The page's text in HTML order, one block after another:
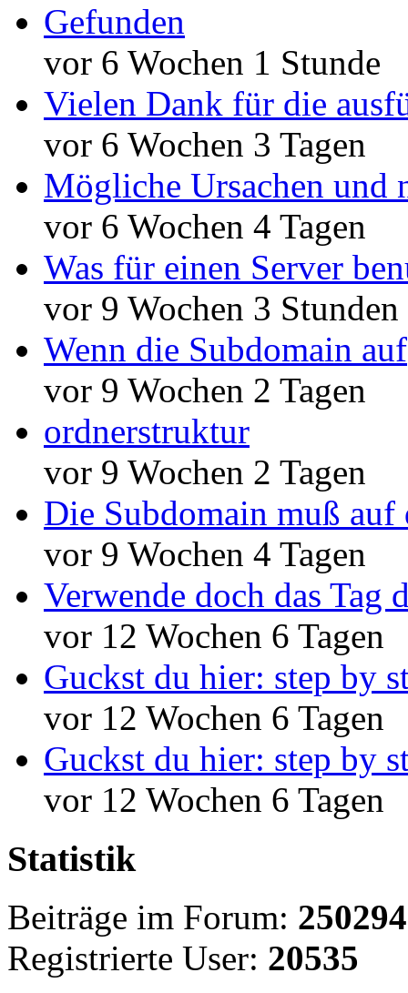
Gefunden
vor 6 Wochen 1 Stunde
Vielen Dank für die
vor 6 Wochen 3 Tagen
Mögliche Ursachen und
vor 6 Wochen 4 Tagen
Was für einen Server
vor 9 Wochen 3 Stunden
Wenn die Subdomain auf
vor 9 Wochen 2 Tagen
ordnerstruktur
vor 9 Wochen 2 Tagen
Die Subdomain muß auf
vor 9 Wochen 4 Tagen
Verwende doch das Tag
vor 12 Wochen 6 Tagen
Guckst du hier: step by
vor 12 Wochen 6 Tagen
Guckst du hier: step by
vor 12 Wochen 6 Tagen
Statistik
Beiträge im Forum: 250294
Registrierte User: 20535